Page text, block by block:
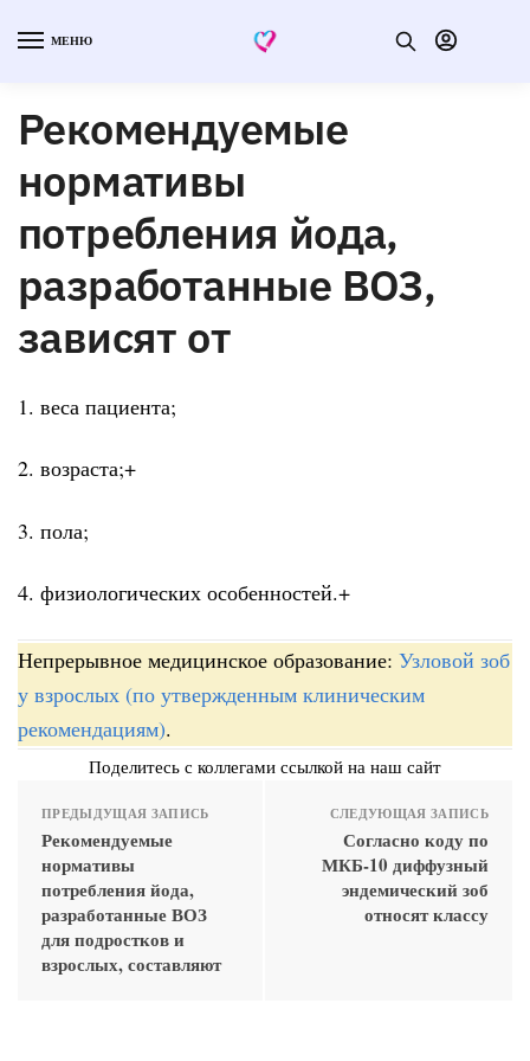
МЕНЮ
Рекомендуемые
нормативы
потребления йода,
разработанные ВОЗ,
зависят от
1. веса пациента;
2. возраста;+
3. пола;
4. физиологических особенностей.+
Непрерывное медицинское образование: Узловой зоб
у взрослых (по утвержденным клиническим
рекомендациям).
Поделитесь с коллегами ссылкой на наш сайт
ПРЕДЫДУЩАЯ ЗАПИСЬ
Рекомендуемые
нормативы
потребления йода,
разработанные ВОЗ
для подростков и
взрослых, составляют
СЛЕДУЮЩАЯ ЗАПИСЬ
Согласно коду по
МКБ-10 диффузный
эндемический зоб
относят классу